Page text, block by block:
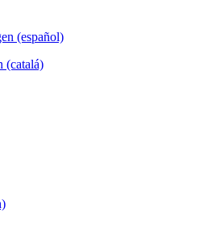
(español)
(catalá)